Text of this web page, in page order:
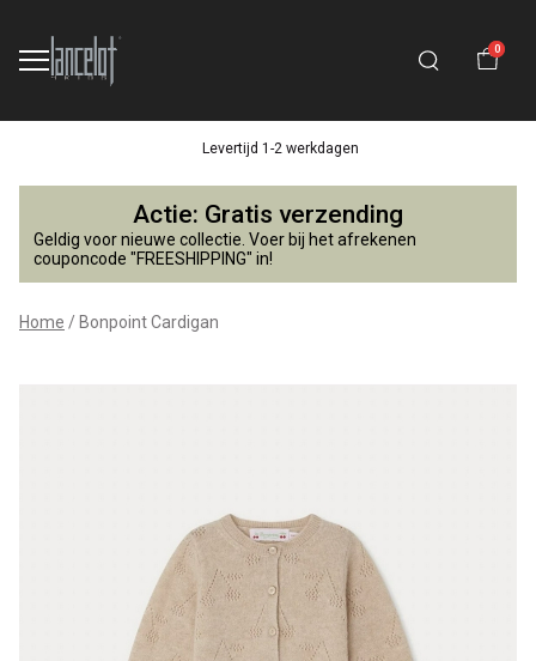
0
Levertijd 1-2 werkdagen
Bonpoint
Cardigan
Lancelot
Actie: Gratis verzending
Geldig voor nieuwe collectie. Voer bij het afrekenen
couponcode "FREESHIPPING" in!
Home Bonpoint Cardigan